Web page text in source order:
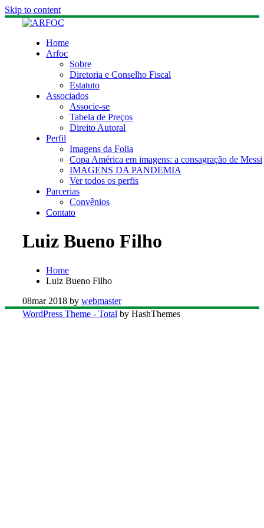
Skip to content
Home
Arfoc
Sobre
Diretoria e Conselho Fiscal
Estatuto
Associados
Associe-se
Tabela de Preços
Direito Autoral
Perfil
Imagens da Folia
Copa América em imagens: a consagração de Messi
IMAGENS DA PANDEMIA
Ver todos os perfis
Parcerias
Convênios
Contato
Luiz Bueno Filho
Home
Luiz Bueno Filho
08mar 2018 by webmaster
WordPress Theme - Total by HashThemes